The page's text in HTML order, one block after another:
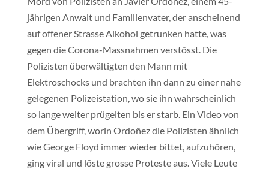
jährigen Anwalt und Familienvater, der anscheinend
auf offener Strasse Alkohol getrunken hatte, was
gegen die Corona-Massnahmen verstösst. Die
Polizisten überwältigten den Mann mit
Elektroschocks und brachten ihn dann zu einer nahe
gelegenen Polizeistation, wo sie ihn wahrscheinlich
so lange weiter prügelten bis er starb. Ein Video von
dem Übergriff, worin Ordoñez die Polizisten ähnlich
wie George Floyd immer wieder bittet, aufzuhören,
ging viral und löste grosse Proteste aus. Viele Leute